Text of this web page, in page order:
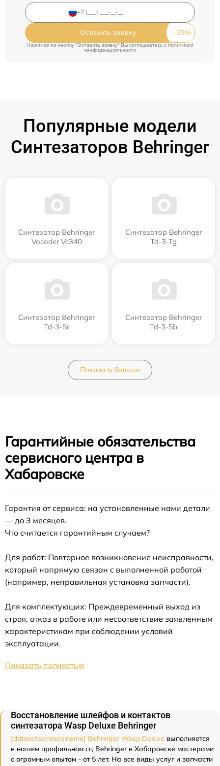
Оставить заявку
Нажимая на кнопку "Оставить заявку" Вы соглашаетесь cполитикой
конфиденциальности
Популярные модели
Синтезаторов Behringer
Синтезатор Behringer
Vocoder Vc340
Синтезатор Behringer
Td-3-Tg
Синтезатор Behringer
Td-3-Sr
Синтезатор Behringer
Td-3-Sb
Показать больше
Гарантийные обязательства
сервисного центра в
Хабаровске
Гарантия от сервиса: на установленные нами детали
— до 3 месяцев.
Что считается гарантийным случаем?
Для работ: Повторное возникновение неисправности,
который напрямую связан с выполненной работой
(например, неправильная установка запчасти).
Для комплектующих: Преждевременный выход из
строя, отказ в работе или несоответствие заявленным
характеристикам при соблюдении условий
эксплуатации.
Показать полностью
Восстановление шлейфов и контактов
синтезатора Wasp Deluxe Behringer
[dataset:services:name] Behringer Wasp Deluxe выполняется
в нашем профильном сц Behringer в Хабаровске мастерами
с огромным опытом - от 5 лет. На все виды услуг и запчасти